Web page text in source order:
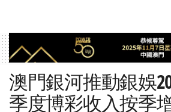
澳門銀河推動銀娛
季度博彩收入按季